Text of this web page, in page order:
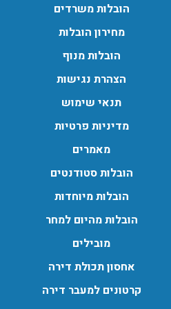
עודכן לאחרונה:
הובלות מנוף בפרדס חנה:
העברת פריטים כבדים עם מנוף
תכולת דירה שלמה עם מנוף.
הובלות משרדים
מחירון הובלות
הובלות מנוף
הצהרת נגישות
תנאי שימוש
מדיניות פרטיות
מאמרים
הובלות סטודנטים
הובלות מיוחדות
הובלות מהיום למחר
מובילים
אחסון תכולת דירה
קרטונים למעבר דירה